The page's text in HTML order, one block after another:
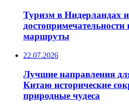
Туризм в Нидерландах
маршруты
22.07.2026
Лучшие направления
Китаю исторические
природные чудеса